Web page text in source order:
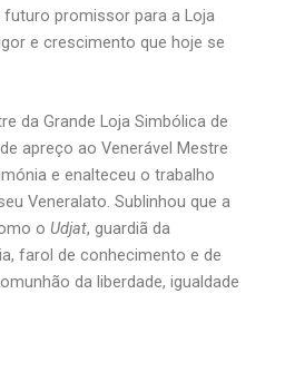
promissor para a Loja
e crescimento que hoje se
da Grande Loja Simbólica de
apreço ao Venerável Mestre
e enalteceu o trabalho
Veneralato. Sublinhou que a
o Udjat, guardiã da
farol de conhecimento e de
da liberdade, igualdade